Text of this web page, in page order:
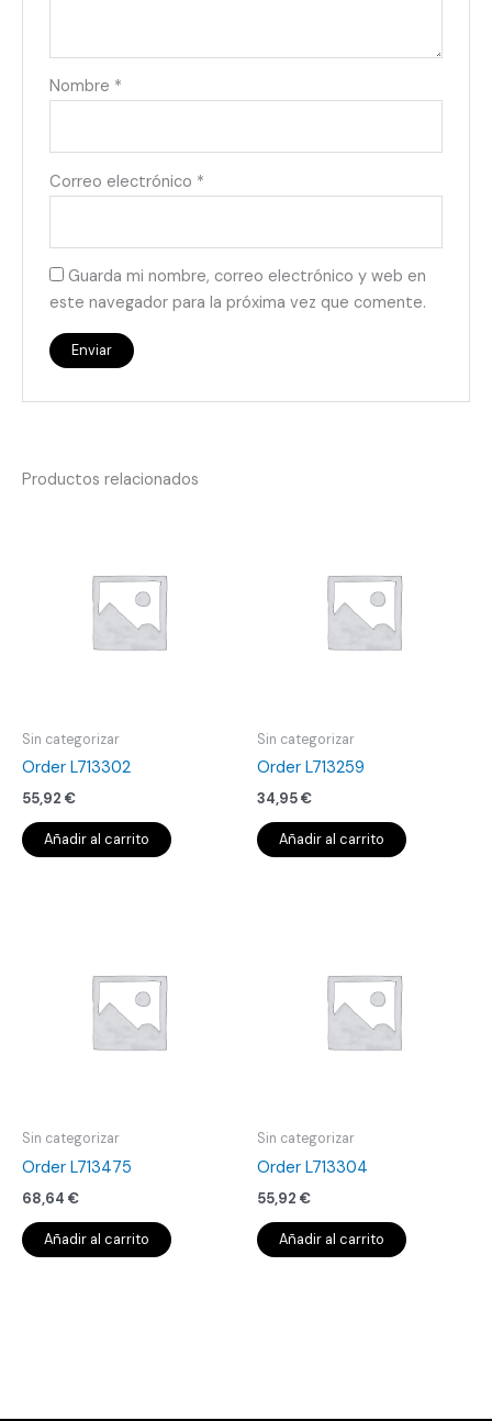
Nombre *
Correo electrónico *
Guarda mi nombre, correo electrónico y web en
este navegador para la próxima vez que comente.
Productos relacionados
Sin categorizar
Order L713302
55,92 €
Añadir al carrito
Sin categorizar
Order L713259
34,95€
Añadir al carrito
Sin categorizar
Order L713475
68,64 €
Añadir al carrito
Sin categorizar
Order L713304
55,92 €
Añadir al carrito